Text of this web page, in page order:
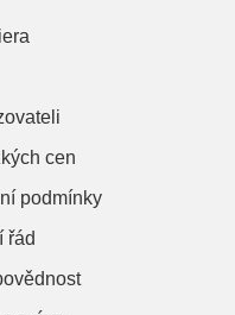
cen
podmínky
řád